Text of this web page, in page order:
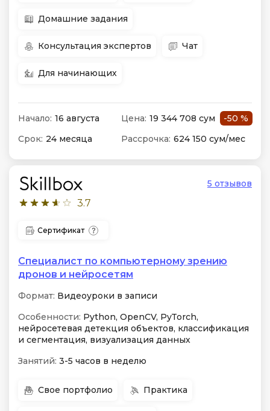
Домашние задания
Консультация экспертов Чат
Для начинающих
Начало: 16 августа Цена: 19 344 708 сум
-50 %
Срок: 24 месяца Рассрочка: 624 150 сум/мес
3.7
5 отзывов
Сертификат
Специалист по компьютерному зрению
дронов и нейросетям
Формат: Видеоуроки в записи
Особенности: Python, OpenCV, PyTorch,
нейросетевая детекция объектов, классификация
и сегментация, визуализация данных
Занятий: 3-5 часов в неделю
Свое портфолио Практика